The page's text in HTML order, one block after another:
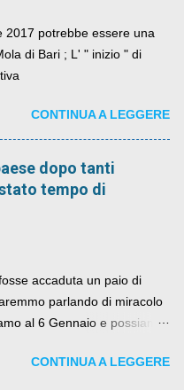
2017 potrebbe essere una
di Bari ; L' " inizio " di
CONTINUA A LEGGERE
dopo tanti
tempo di
accaduta un paio di
parlando di miracolo
al 6 Gennaio e possiamo
lieto epilogo della vicenda.
CONTINUA A LEGGERE